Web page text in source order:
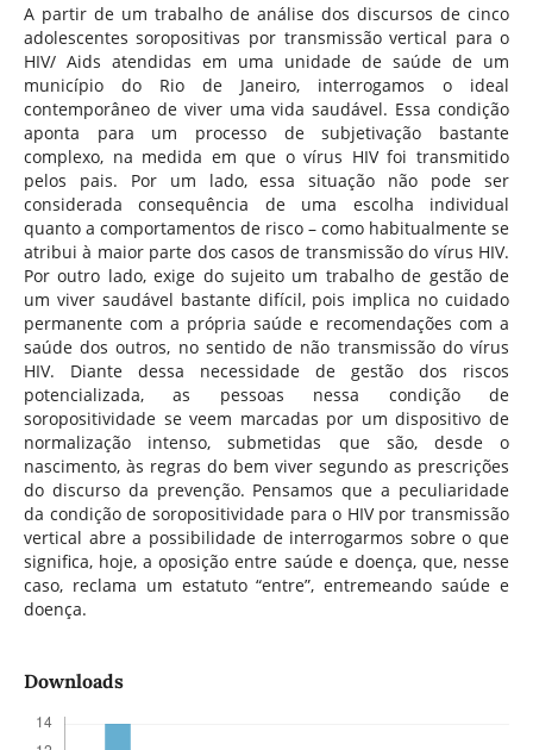
A partir de um trabalho de análise dos discursos de cinco
adolescentes soropositivas por transmissão vertical para o
HIV/ Aids atendidas em uma unidade de saúde de um
município do Rio de Janeiro, interrogamos o ideal
contemporâneo de viver uma vida saudável. Essa condição
aponta para um processo de subjetivação bastante
complexo, na medida em que o vírus HIV foi transmitido
pelos pais. Por um lado, essa situação não pode ser
considerada consequência de uma escolha individual
quanto a comportamentos de risco – como habitualmente se
atribui à maior parte dos casos de transmissão do vírus HIV.
Por outro lado, exige do sujeito um trabalho de gestão de
um viver saudável bastante difícil, pois implica no cuidado
permanente com a própria saúde e recomendações com a
saúde dos outros, no sentido de não transmissão do vírus
HIV. Diante dessa necessidade de gestão dos riscos
potencializada, as pessoas nessa condição de
soropositividade se veem marcadas por um dispositivo de
normalização intenso, submetidas que são, desde o
nascimento, às regras do bem viver segundo as prescrições
do discurso da prevenção. Pensamos que a peculiaridade
da condição de soropositividade para o HIV por transmissão
vertical abre a possibilidade de interrogarmos sobre o que
significa, hoje, a oposição entre saúde e doença, que, nesse
caso, reclama um estatuto “entre”, entremeando saúde e
doença.
Downloads